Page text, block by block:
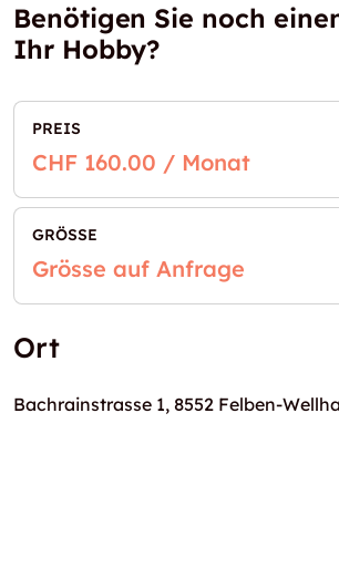
Benötigen Sie noch
Ihr Hobby?
PREIS
CHF 160.00 / Monat
GRÖSSE
Grösse auf Anfrage
Ort
Bachrainstrasse 1, 8552 Felben-